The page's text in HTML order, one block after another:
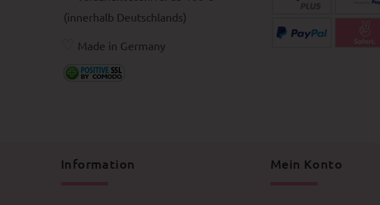
(innerhalb Deutschlands)
Made in Germany
Information Mein Konto